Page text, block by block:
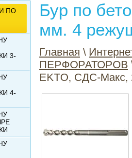
Бур по
мм. 4
Главная \
ПЕРФОРАТОРОВ
EKTO, СДС-Макс,
ПО
3-
4-